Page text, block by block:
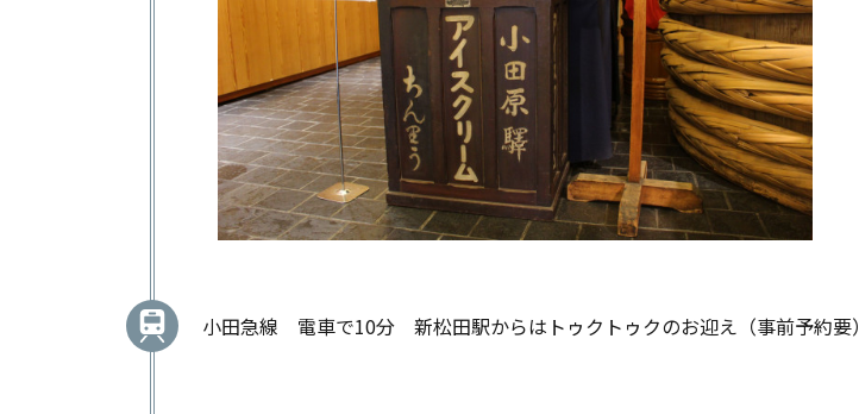
小田急線 電車で10分 新松田駅からはトゥクトゥクのお迎え（事前予約要）